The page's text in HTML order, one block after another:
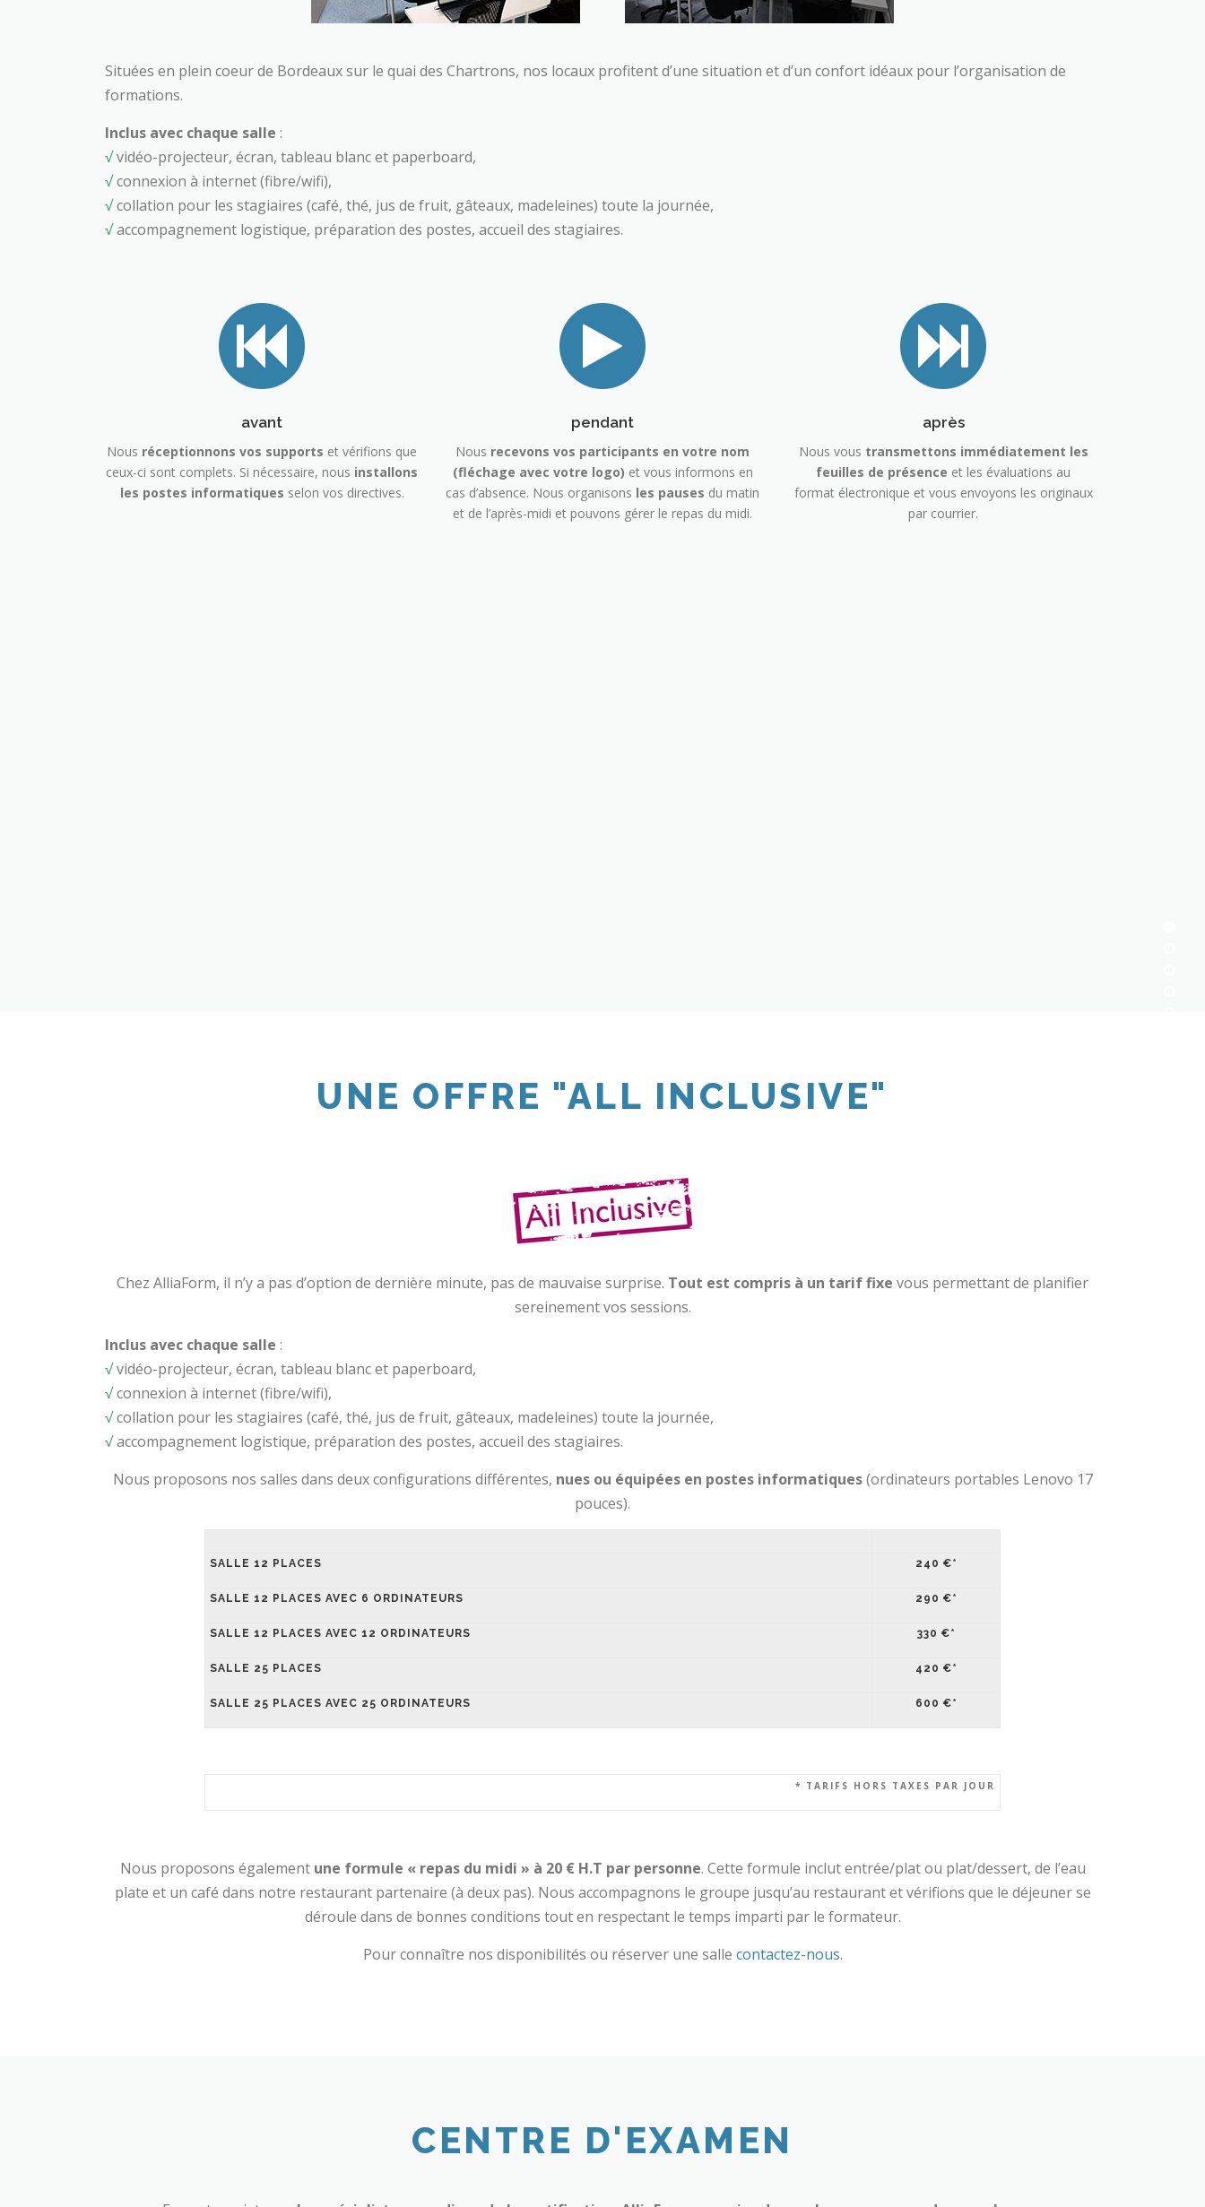
Situées en plein coeur de Bordeaux sur le quai des Chartrons, nos locaux profitent d’une situation et d’un confort idéaux pour l’organisation de
formations.
Inclus avec chaque salle :
√vidéo-projecteur, écran, tableau blanc et paperboard,
√connexion à internet (fibre/wifi),
√collation pour les stagiaires (café, thé, jus de fruit, gâteaux, madeleines) toute la journée,
√accompagnement logistique, préparation des postes, accueil des stagiaires.
avant
Nous réceptionnons vos supports et vérifions que
ceux-ci sont complets. Si nécessaire, nous installons
les postes informatiques selon vos directives.
pendant
Nous recevons vos participants en votre nom
(fléchage avec votre logo) et vous informons en
cas d’absence. Nous organisons les pauses du matin
et de l’après-midi et pouvons gérer le repas du midi.
après
Nous vous transmettons immédiatement les
feuilles de présence et les évaluations au
format électronique et vous envoyons les originaux
par courrier.
UNE OFFRE "ALL INCLUSIVE"
Chez AlliaForm, il n’y a pas d’option de dernière minute, pas de mauvaise surprise. Tout est compris à un tarif fixe vous permettant de planifier
sereinement vos sessions.
Inclus avec chaque salle :
√vidéo-projecteur, écran, tableau blanc et paperboard,
√connexion à internet (fibre/wifi),
√collation pour les stagiaires (café, thé, jus de fruit, gâteaux, madeleines) toute la journée,
√accompagnement logistique, préparation des postes, accueil des stagiaires.
Nous proposons nos salles dans deux configurations différentes, nues ou équipées en postes informatiques(ordinateurs portables Lenovo 17
pouces).
SALLE 12 PLACES 240 €*
SALLE 12 PLACES AVEC 6 ORDINATEURS 290 €*
SALLE 12 PLACES AVEC 12 ORDINATEURS 330 €*
SALLE 25 PLACES 420 €*
SALLE 25 PLACES AVEC 25 ORDINATEURS 600 €*
* TARIFS HORS TAXES PAR JOUR
Nous proposons également une formule « repas du midi » à 20 € H.T par personne. Cette formule inclut entrée/plat ou plat/dessert, de l’eau
plate et un café dans notre restaurant partenaire (à deux pas). Nous accompagnons le groupe jusqu’au restaurant et vérifions que le déjeuner se
déroule dans de bonnes conditions tout en respectant le temps imparti par le formateur.
Pour connaître nos disponibilités ou réserver une salle contactez-nous.
CENTRE D'EXAMEN